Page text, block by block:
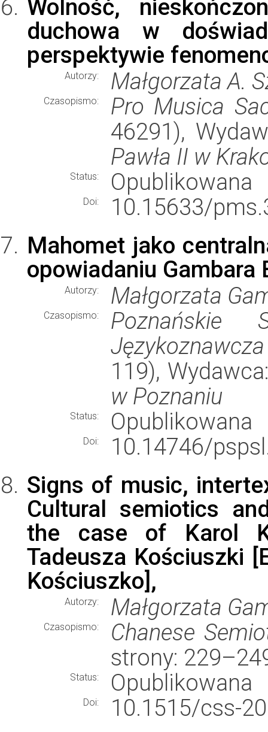
Wolność,
duchowa w
perspektywie
Autorzy: Małgorzata A.
Czasopismo:
Pro Musica
46291),
Pawła II w
Status: Opublikowana
Doi:
10.15633/
Mahomet jako
opowiadaniu Gambara
Autorzy: Małgorzata
Czasopismo:
Poznańskie
Językoznawcza
119),
w Poznaniu
Status: Opublikowana
Doi:
10.14746/
Signs of music,
Cultural semiotics
the case of Karol
Tadeusza Kościuszki
Kościuszko],
Autorzy: Małgorzata
Czasopismo:
Chanese
strony:
Status: Opublikowana
Doi:
10.1515/css-